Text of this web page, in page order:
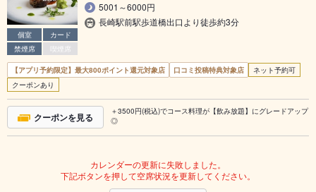
個室
カード
禁煙席
喫煙席
5001～6000円
長崎駅前駅歩道橋出口より徒歩約3分
【アプリ予約限定】最大800ポイント還元対象店 口コミ投稿特典対象店
ネット予約可
クーポンあり
クーポンを見る
＋3500円(税込)でコース料理が【飲み放題】にグレードアップ
◎
カレンダーの更新に失敗しました。
下記ボタンを押して空席状況を更新してください。